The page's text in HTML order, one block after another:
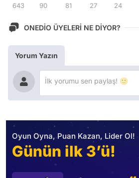
643 90 81 27 24
ONEDİO ÜYELERİ NE DİYOR?
Yorum Yazın
Oyun Oyna, Puan Kazan, Lider Ol!
Günün ilk 3’ü!